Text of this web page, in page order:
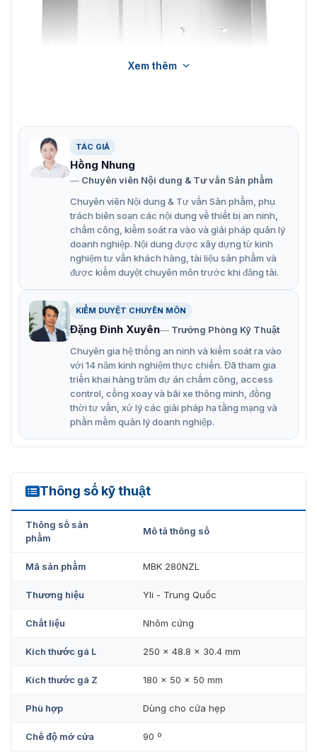
Đặc điểm nổi bật của bộ gá khóa MBK-
280NZL
Làm bằng chất liệu nhôm cứng đặc biệt, bền và chắc
Sơn phủ axit hóa Anốt.
Đèn LED chỉ thị lớn hơn.
Phù hợp cho dòng cửa hẹp.
Sử dụng cho cửa gỗ, cửa kim loại,..
Lắp cho cửa mở phía trong, cửa khung trượt,..
Kích thước L：250×48.8×30.4(mm) / Z：
Xem thêm
TÁC GIẢ
Hồng Nhung
Chuyên viên Nội dung & Tư vấn Sản phẩm
Chuyên viên Nội dung & Tư vấn Sản phẩm, phụ
trách biên soạn các nội dung về thiết bị an ninh,
chấm công, kiểm soát ra vào và giải pháp quản lý
doanh nghiệp. Nội dung được xây dựng từ kinh
nghiệm tư vấn khách hàng, tài liệu sản phẩm và
được kiểm duyệt chuyên môn trước khi đăng tải.
KIỂM DUYỆT CHUYÊN MÔN
Đặng Đình Xuyên
Trưởng Phòng Kỹ Thuật
Chuyên gia hệ thống an ninh và kiểm soát ra vào
với 14 năm kinh nghiệm thực chiến. Đã tham gia
triển khai hàng trăm dự án chấm công, access
control, cổng xoay và bãi xe thông minh, đồng
thời tư vấn, xử lý các giải pháp hạ tầng mạng và
phần mềm quản lý doanh nghiệp.
Thông số kỹ thuật
MBK-280NZL
Thông số sản
phẩm
Mô tả thông số
Mã sản phẩm MBK 280NZL
Thương hiệu Yli - Trung Quốc
Chất liệu Nhôm cứng
Kích thước gá L 250 × 48.8 × 30.4 mm
Kích thước gá Z 180 x 50 x 50 mm
Phù hợp Dùng cho cửa hẹp
Chế độ mở cửa 90 º